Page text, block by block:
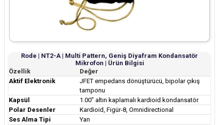
Rode | NT2-A | Multi Pattern, Geniş Diyafram Kondansatör
Mikrofon | Ürün Bilgisi
Özellik
Değer
Aktif Elektronik
JFET empedans dönüştürücü, bipolar çıkış
tamponu
Kapsül
1.00" altın kaplamalı kardioid kondansatör
Polar Desenler
Kardioid, Figür-8, Omnidirectional
Ses Alma Tipi
Yan